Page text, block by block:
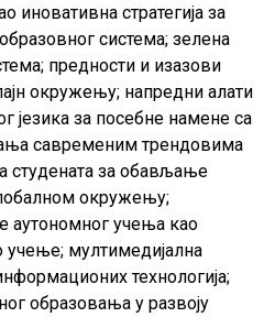
стратегија за
система; зелена
предности и изазови
окружењу; напредни алати
језика за посебне намене са
савременим трендовима
за обављање
окружењу;
аутономног учења као
мултимедијална
технологија;
образовања у развоју